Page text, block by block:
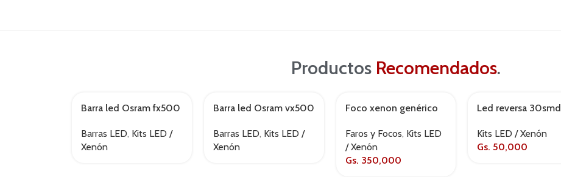
Productos Recomendados.
AGOTADO
Barra led Osram fx500
Barras LED, Kits LED /
Xenón
AGOTADO
Barra led Osram vx500
Barras LED, Kits LED /
Xenón
Foco xenon genérico
Faros y Focos, Kits LED
/ Xenón
Gs. 350,000
Led reversa 30smd
Kits LED / Xenón
Gs. 50,000